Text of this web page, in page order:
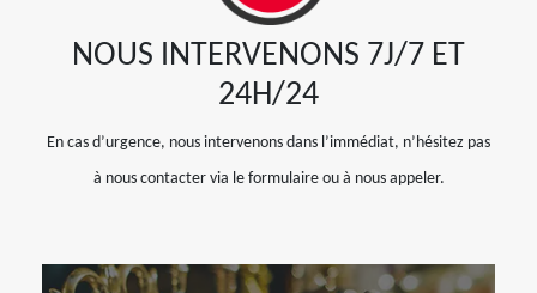
NOUS INTERVENONS 7J/7 ET
24H/24
En cas d’urgence, nous intervenons dans l’immédiat, n’hésitez pas
à nous contacter via le formulaire ou à nous appeler.